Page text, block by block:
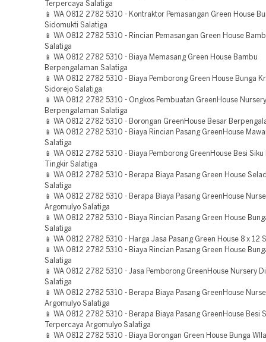
Terpercaya Salatiga
📱 WA 0812 2782 5310 - Kontraktor Pemasangan Green House
Sidomukti Salatiga
📱 WA 0812 2782 5310 - Rincian Pemasangan Green House
Salatiga
📱 WA 0812 2782 5310 - Biaya Memasang Green House Bambu
Berpengalaman Salatiga
📱 WA 0812 2782 5310 - Biaya Pemborong Green House Bunga
Sidorejo Salatiga
📱 WA 0812 2782 5310 - Ongkos Pembuatan GreenHouse Nursery
Berpengalaman Salatiga
📱 WA 0812 2782 5310 - Borongan GreenHouse Besar
📱 WA 0812 2782 5310 - Biaya Rincian Pasang GreenHouse
Salatiga
📱 WA 0812 2782 5310 - Biaya Pemborong GreenHouse Besi Siku
Tingkir Salatiga
📱 WA 0812 2782 5310 - Berapa Biaya Pasang Green House
Salatiga
📱 WA 0812 2782 5310 - Berapa Biaya Pasang GreenHouse
Argomulyo Salatiga
📱 WA 0812 2782 5310 - Biaya Rincian Pasang Green House
Salatiga
📱 WA 0812 2782 5310 - Harga Jasa Pasang Green House 8 x 12
📱 WA 0812 2782 5310 - Biaya Rincian Pasang Green House
Salatiga
📱 WA 0812 2782 5310 - Jasa Pemborong GreenHouse Nursery
Salatiga
📱 WA 0812 2782 5310 - Berapa Biaya Pasang GreenHouse
Argomulyo Salatiga
📱 WA 0812 2782 5310 - Berapa Biaya Pasang GreenHouse Besi
Terpercaya Argomulyo Salatiga
📱 WA 0812 2782 5310 - Biaya Borongan Green House Bunga